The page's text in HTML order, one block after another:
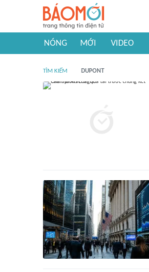
NÓNG MỚI VIDEO
TÌM KIẾM DUPONT